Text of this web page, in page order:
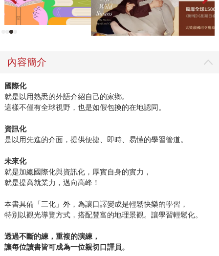
內容簡介
國際化
就是以用熟悉的外語介紹自己的家鄉。
這樣不僅有全球視野，也是如假包換的在地認同。
資訊化
是以用先進的介面，提供便捷、即時、易懂的學習管道。
未來化
就是加總國際化與資訊化，厚實自身的實力，
就是提高就業力，邁向高峰！
本書具備「三化」外，為讓口譯變成是輕鬆快樂的學習，
特別以觀光導覽方式，搭配豐富的地理景觀。讓學習輕鬆化。
透過不斷的練，重複的演練，
讓每位讀書皆可成為一位親切口譯員。